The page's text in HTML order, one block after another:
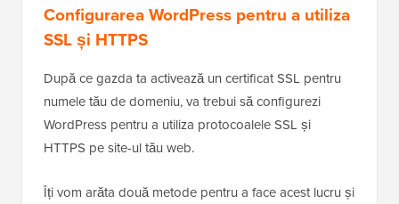
Configurarea WordPress pentru a utiliza
SSL și HTTPS
După ce gazda ta activează un certificat SSL pentru
numele tău de domeniu, va trebui să configurezi
WordPress pentru a utiliza protocoalele SSL și
HTTPS pe site-ul tău web.
Îți vom arăta două metode pentru a face acest lucru și